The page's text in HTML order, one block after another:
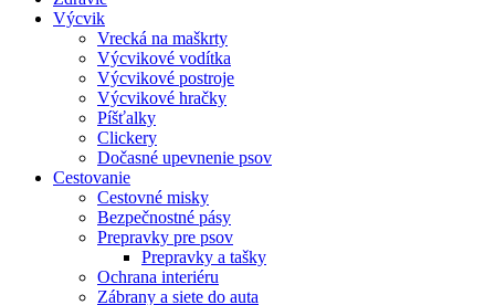
Výcvik
Vrecká na maškrty
Výcvikové vodítka
Výcvikové postroje
Výcvikové hračky
Píšťalky
Clickery
Dočasné upevnenie psov
Cestovanie
Cestovné misky
Bezpečnostné pásy
Prepravky pre psov
Prepravky a tašky
Ochrana interiéru
Zábrany a siete do auta